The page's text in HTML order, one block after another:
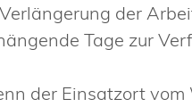
der
Tage zur
der Einsatzort